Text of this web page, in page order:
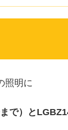
照明に
で）と